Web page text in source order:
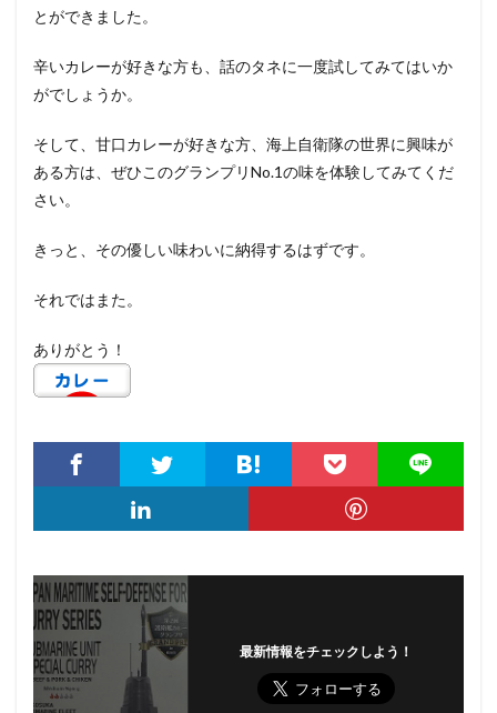
とができました。
辛いカレーが好きな方も、話のタネに一度試してみてはいか
がでしょうか。
そして、甘口カレーが好きな方、海上自衛隊の世界に興味が
ある方は、ぜひこのグランプリNo.1の味を体験してみてくだ
さい。
きっと、その優しい味わいに納得するはずです。
それではまた。
ありがとう！
最新情報をチェックしよう！